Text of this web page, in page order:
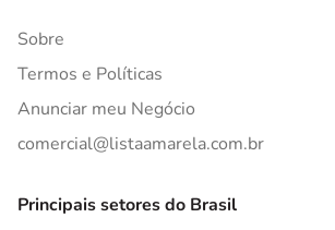
Sobre
Termos e Políticas
Anunciar meu Negócio
comercial@listaamarela.com.br
Principais setores do Brasil